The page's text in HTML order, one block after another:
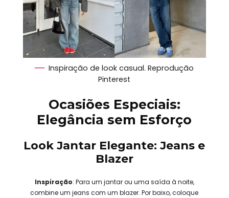
Inspiração de look casual. Reprodução
Pinterest
Ocasiões Especiais:
Elegância sem Esforço
Look Jantar Elegante: Jeans e
Blazer
Inspiração: Para um jantar ou uma saída à noite,
combine um jeans com um blazer. Por baixo, coloque